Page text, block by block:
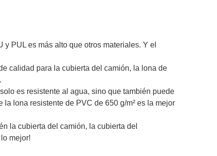
PUL es más alto que otros materiales. Y el
calidad para la cubierta del camión, la lona de
es resistente al agua, sino que también puede
lona resistente de PVC de 650 g/m² es la mejor
la cubierta del camión, la cubierta del
mejor!